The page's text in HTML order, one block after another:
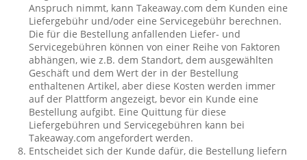
Anspruch nimmt, kann Takeaway.com dem Kunden eine
Liefergebühr und/oder eine Servicegebühr berechnen.
Die für die Bestellung anfallenden Liefer- und
Servicegebühren können von einer Reihe von Faktoren
abhängen, wie z.B. dem Standort, dem ausgewählten
Geschäft und dem Wert der in der Bestellung
enthaltenen Artikel, aber diese Kosten werden immer
auf der Plattform angezeigt, bevor ein Kunde eine
Bestellung aufgibt. Eine Quittung für diese
Liefergebühren und Servicegebühren kann bei
Takeaway.com angefordert werden.
Entscheidet sich der Kunde dafür, die Bestellung liefern